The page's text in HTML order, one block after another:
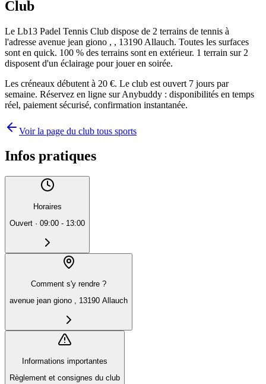
Club
Le Lb13 Padel Tennis Club dispose de 2 terrains de tennis à
l'adresse avenue jean giono , , 13190 Allauch. Toutes les surfaces
sont en quick. 100 % des terrains sont en extérieur. 1 terrain sur 2
disposent d'un éclairage pour jouer en soirée.
Les créneaux débutent à 20 €. Le club est ouvert 7 jours par
semaine. Réservez en ligne sur Anybuddy : disponibilités en temps
réel, paiement sécurisé, confirmation instantanée.
Voir la page du club tous sports
Infos pratiques
Horaires
Ouvert · 09:00 - 13:00
Comment s'y rendre ?
avenue jean giono , 13190 Allauch
Informations importantes
Règlement et consignes du club